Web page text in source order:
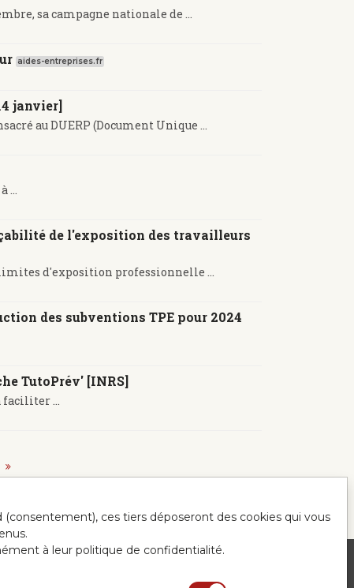
sa campagne nationale de ...
aides-entreprises.fr
janvier]
au DUERP (Document Unique ...
de l'exposition des travailleurs
d'exposition professionnelle ...
des subventions TPE pour 2024
TutoPrév' [INRS]
...
ces tiers déposeront des cookies qui vous
à leur politique de confidentialité.